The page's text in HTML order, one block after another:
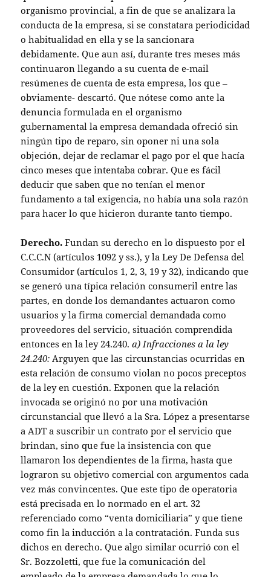
organismo provincial, a fin de que se analizara la
conducta de la empresa, si se constatara periodicidad
o habitualidad en ella y se la sancionara
debidamente. Que aun así, durante tres meses más
continuaron llegando a su cuenta de e-mail
resúmenes de cuenta de esta empresa, los que –
obviamente- descartó. Que nótese como ante la
denuncia formulada en el organismo
gubernamental la empresa demandada ofreció sin
ningún tipo de reparo, sin oponer ni una sola
objeción, dejar de reclamar el pago por el que hacía
cinco meses que intentaba cobrar. Que es fácil
deducir que saben que no tenían el menor
fundamento a tal exigencia, no había una sola razón
para hacer lo que hicieron durante tanto tiempo.
Derecho. Fundan su derecho en lo dispuesto por el
C.C.C.N (artículos 1092 y ss.), y la Ley De Defensa del
Consumidor (artículos 1, 2, 3, 19 y 32), indicando que
se generó una típica relación consumeril entre las
partes, en donde los demandantes actuaron como
usuarios y la firma comercial demandada como
proveedores del servicio, situación comprendida
entonces en la ley 24.240.a) Infracciones a la ley
24.240:Arguyen que las circunstancias ocurridas en
esta relación de consumo violan no pocos preceptos
de la ley en cuestión. Exponen que la relación
invocada se originó no por una motivación
circunstancial que llevó a la Sra. López a presentarse
a ADT a suscribir un contrato por el servicio que
brindan, sino que fue la insistencia con que
llamaron los dependientes de la firma, hasta que
lograron su objetivo comercial con argumentos cada
vez más convincentes. Que este tipo de operatoria
está precisada en lo normado en el art. 32
referenciado como “venta domiciliaria” y que tiene
como fin la inducción a la contratación. Funda sus
dichos en derecho. Que algo similar ocurrió con el
Sr. Bozzoletti, que fue la comunicación del